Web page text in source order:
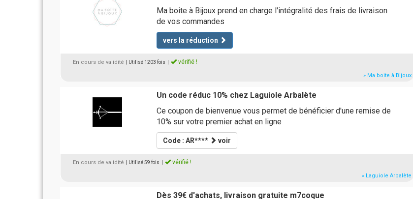
Ma boite à Bijoux prend en charge l'intégralité des frais de livraison
de vos commandes
vers la réduction
En cours de validité | Utilisé 1203 fois vérifié !
» Ma boite à Bijoux
Un code réduc 10% chez Laguiole Arbalète
Ce coupon de bienvenue vous permet de bénéficier d'une remise de
10% sur votre premier achat en ligne
Code : AR**** voir
En cours de validité | Utilisé 59 fois vérifié !
» Laguiole Arbalète
Dès 39€ d'achats, livraison gratuite m7coque